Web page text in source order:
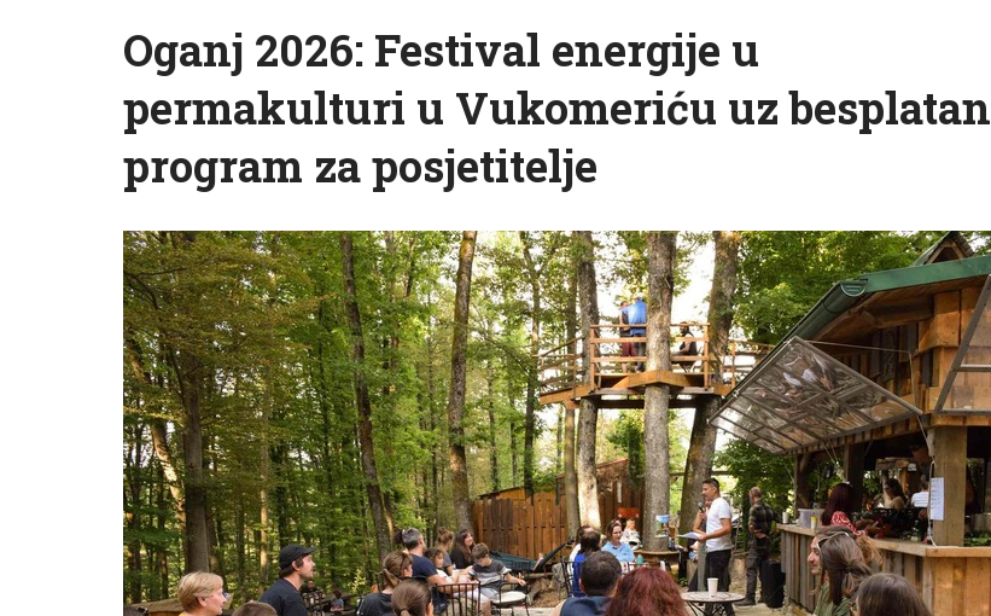
Oganj 2026: Festival energije u
permakulturi u Vukomeriću uz besplatan
program za posjetitelje